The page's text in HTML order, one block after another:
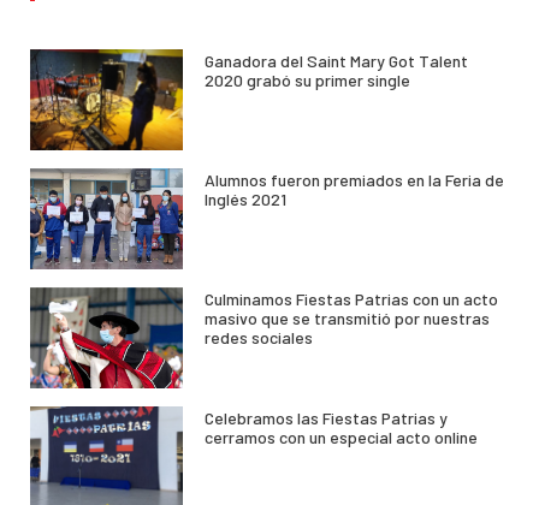
Ganadora del Saint Mary Got Talent
2020 grabó su primer single
Alumnos fueron premiados en la Feria de
Inglés 2021
Culminamos Fiestas Patrias con un acto
masivo que se transmitió por nuestras
redes sociales
Celebramos las Fiestas Patrias y
cerramos con un especial acto online